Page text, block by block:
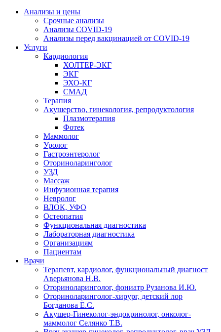
Анализы и цены
Срочные анализы
Анализы COVID-19
Анализы перед вакцинацией от COVID-19
Услуги
Кардиология
ХОЛТЕР-ЭКГ
ЭКГ
ЭХО-КГ
СМАД
Терапия
Акушерство, гинекология, репродуктология
Плазмотерапия
Фотек
Маммолог
Уролог
Гастроэнтеролог
Оториноларинголог
УЗД
Массаж
Инфузионная терапия
Невролог
ВЛОК, УФО
Остеопатия
Функциональная диагностика
Лабораторная диагностика
Организациям
Пациентам
Врачи
Терапевт, кардиолог, функциональный диагност
Аверьянова Н.В.
Оториноларинголог, фониатр Рузанова И.Ю.
Оториноларинголог-хирург, детский лор
Богданова Е.С.
Акушер-Гинеколог-эндокринолог, онколог-
маммолог Селянко Т.В.